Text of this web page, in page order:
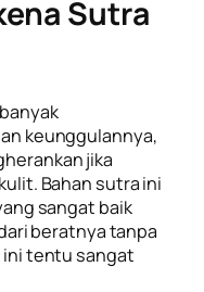
Sutra
keunggulannya,
jika
Bahan sutra ini
sangat baik
beratnya tanpa
ini tentu sangat